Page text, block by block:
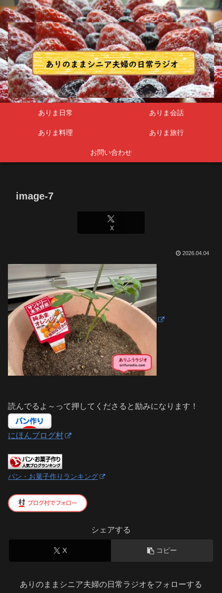
シニア夫婦
ありま日常 ありま会話
ありま料理 ありま旅行
お問い合わせ
image-7
X
2026.04.04
読んでるよ～って押してくださると励みになります！
にほんブログ村
パン・お菓子作りランキング
シェアする
X コピー
ありのままシニア夫婦の日常ラジオをフォローする